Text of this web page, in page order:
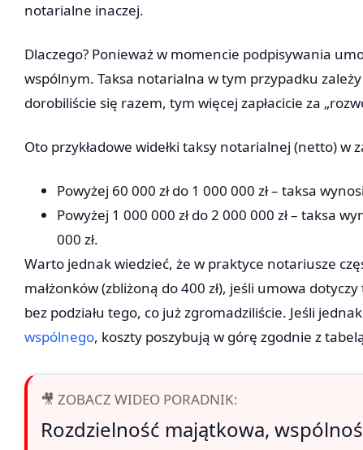
notarialne inaczej.
Dlaczego? Ponieważ w momencie podpisywania
wspólnym. Taksa notarialna w tym przypadku
dorobiliście się razem, tym więcej zapłacicie za
Oto przykładowe widełki taksy notarialnej (netto)
Powyżej 60 000 zł do 1 000 000 zł – taksa
Powyżej 1 000 000 zł do 2 000 000 zł – taksa
000 zł.
Warto jednak wiedzieć, że w praktyce notariusze
małżonków (zbliżoną do 400 zł), jeśli umowa
bez podziału tego, co już zgromadziliście. Jeśli
wspólnego, koszty poszybują w górę zgodnie z
🎥 ZOBACZ WIDEO PORADNIK:
Rozdzielność majątkowa,